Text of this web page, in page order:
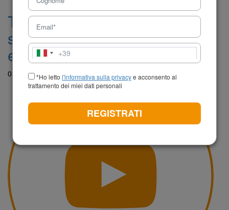
Traction, il termometro del
successo per le startup: cos’è
e a cosa serve
03 Settembre 2024 - 09:38
Italia
+39
+39
*Ho letto l'informativa sulla privacye acconsento al
trattamento dei miei dati personali
REGISTRATI